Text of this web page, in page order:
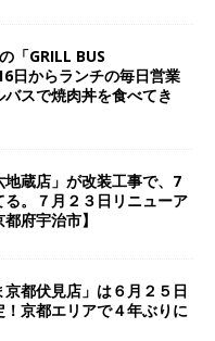
「GRILL BUS
日からランチの毎日営業
スで焼肉丼を食べてき
地蔵店」が改装工事で、7
る。７月２３日リニューア
府宇治市】
京都伏見店」は６月２５日
京都エリアで４年ぶりに